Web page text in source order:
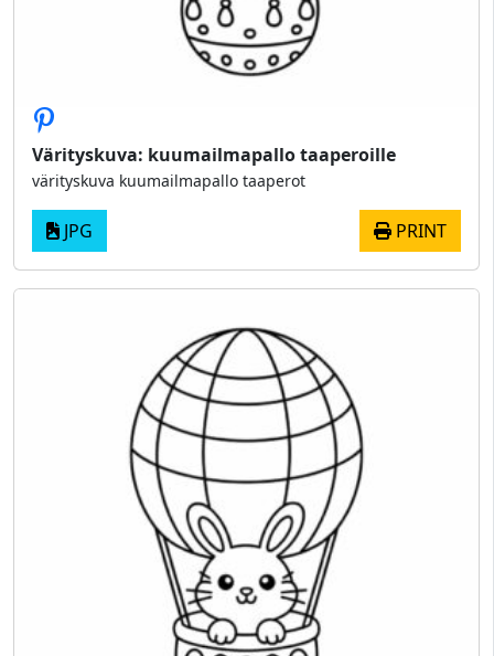
Värityskuva: kuumailmapallo taaperoille
värityskuva kuumailmapallo taaperot
JPG PRINT